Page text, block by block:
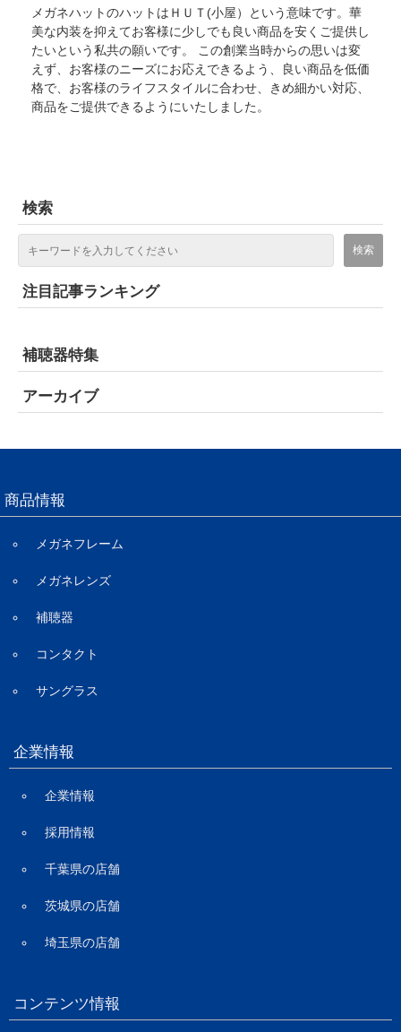
メガネハットのハットはＨＵＴ(小屋）という意味です。華
美な内装を抑えてお客様に少しでも良い商品を安くご提供し
たいという私共の願いです。 この創業当時からの思いは変
えず、お客様のニーズにお応えできるよう、良い商品を低価
格で、お客様のライフスタイルに合わせ、きめ細かい対応、
商品をご提供できるようにいたしました。
検索
注目記事ランキング
補聴器特集
アーカイブ
商品情報
メガネフレーム
メガネレンズ
補聴器
コンタクト
サングラス
企業情報
企業情報
採用情報
千葉県の店舗
茨城県の店舗
埼玉県の店舗
コンテンツ情報